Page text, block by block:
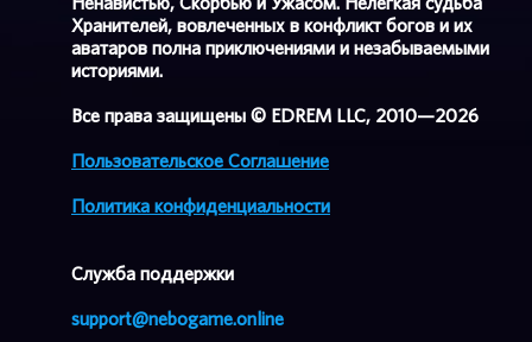
Хранителей, вовлеченных в конфликт богов и их
аватаров полна приключениями и незабываемыми
историями.
Все права защищены © EDREM LLC, 2010—2026
Пользовательское Соглашение
Политика конфиденциальности
Cлужба поддержки
support@nebogame.online